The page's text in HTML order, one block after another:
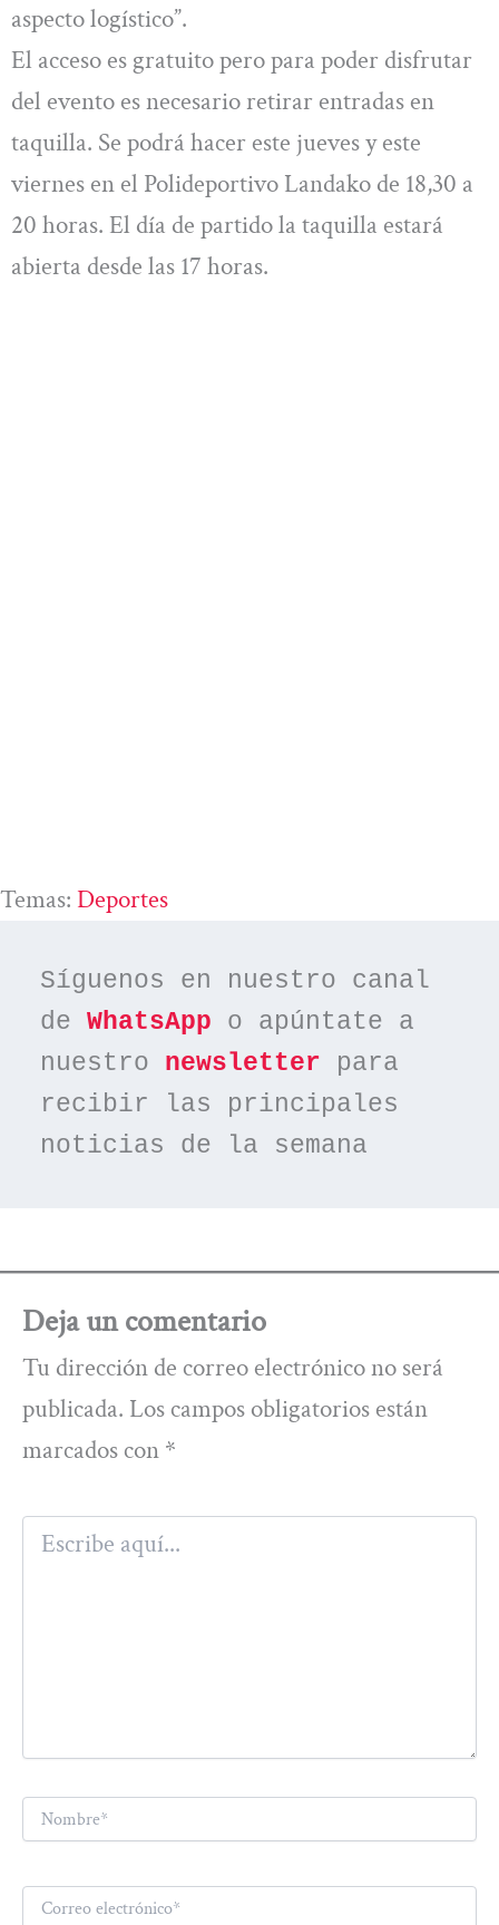
aspecto logístico”.
El acceso es gratuito pero para poder disfrutar
del evento es necesario retirar entradas en
taquilla. Se podrá hacer este jueves y este
viernes en el Polideportivo Landako de 18,30 a
20 horas. El día de partido la taquilla estará
abierta desde las 17 horas.
Temas: Deportes
Síguenos en nuestro canal
de WhatsApp o apúntate a
nuestro newsletter para
recibir las principales
noticias de la semana
Deja un comentario
Tu dirección de correo electrónico no será
publicada. Los campos obligatorios están
marcados con *
Escribe
aquí...
Nombre*
Correo
electrónico*